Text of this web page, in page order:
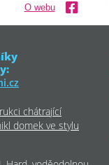
O webu
chátrající
domek ve stylu